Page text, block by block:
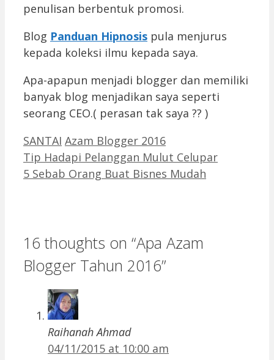
penulisan berbentuk promosi.
Blog Panduan Hipnosis pula menjurus
kepada koleksi ilmu kepada saya.
Apa-apapun menjadi blogger dan memiliki
banyak blog menjadikan saya seperti
seorang CEO.( perasan tak saya ?? )
Categories
SANTAI Tags
Azam Blogger 2016
Tip Hadapi Pelanggan Mulut Celupar
5 Sebab Orang Buat Bisnes Mudah
16 thoughts on “Apa Azam
Blogger Tahun 2016”
Raihanah Ahmad
04/11/2015 at 10:00 am